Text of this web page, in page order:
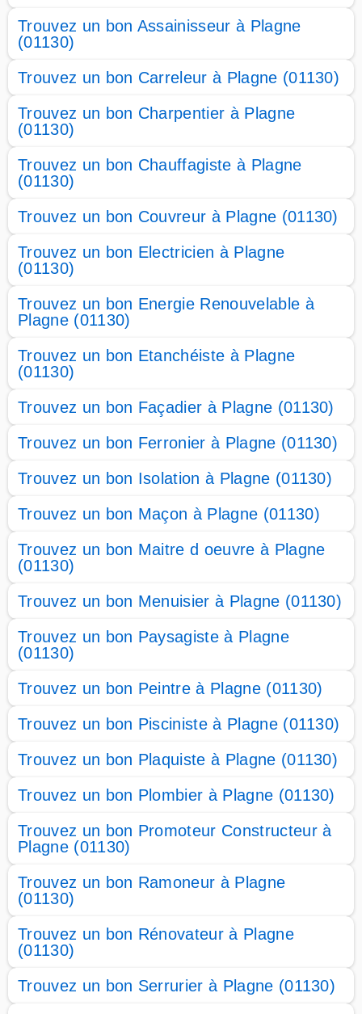
Trouvez un bon Assainisseur à Plagne
(01130)
Trouvez un bon Carreleur à Plagne (01130)
Trouvez un bon Charpentier à Plagne
(01130)
Trouvez un bon Chauffagiste à Plagne
(01130)
Trouvez un bon Couvreur à Plagne (01130)
Trouvez un bon Electricien à Plagne
(01130)
Trouvez un bon Energie Renouvelable à
Plagne (01130)
Trouvez un bon Etanchéiste à Plagne
(01130)
Trouvez un bon Façadier à Plagne (01130)
Trouvez un bon Ferronier à Plagne (01130)
Trouvez un bon Isolation à Plagne (01130)
Trouvez un bon Maçon à Plagne (01130)
Trouvez un bon Maitre d oeuvre à Plagne
(01130)
Trouvez un bon Menuisier à Plagne (01130)
Trouvez un bon Paysagiste à Plagne
(01130)
Trouvez un bon Peintre à Plagne (01130)
Trouvez un bon Pisciniste à Plagne (01130)
Trouvez un bon Plaquiste à Plagne (01130)
Trouvez un bon Plombier à Plagne (01130)
Trouvez un bon Promoteur Constructeur à
Plagne (01130)
Trouvez un bon Ramoneur à Plagne
(01130)
Trouvez un bon Rénovateur à Plagne
(01130)
Trouvez un bon Serrurier à Plagne (01130)